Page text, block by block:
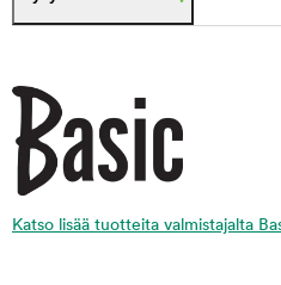
Katso lisää tuotteita valmistajalta